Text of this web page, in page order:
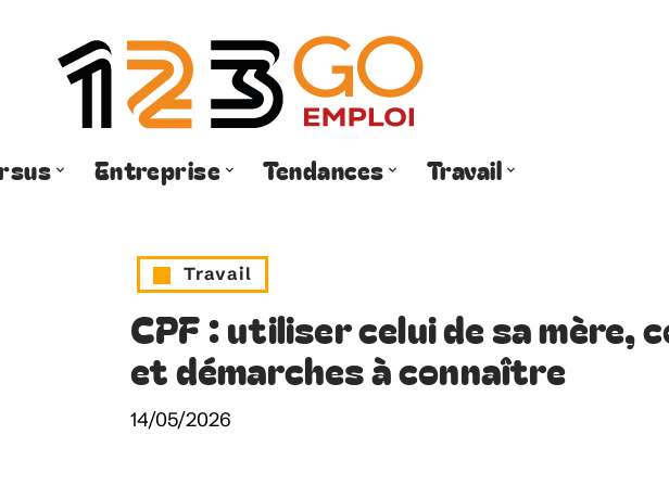
Entreprise Tendances Travail
Travail
CPF : utiliser celui de sa mère,
et démarches à connaître
14/05/2026